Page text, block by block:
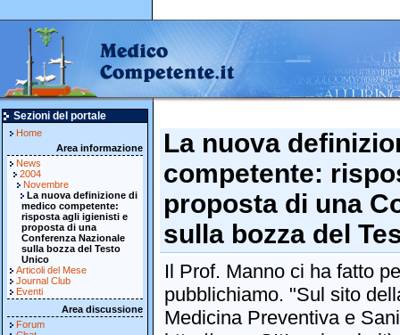
Sezioni del portale
Home
Area informazione
News
2004
Novembre
La nuova definizione di
medico competente:
risposta agli igienisti e
proposta di una
Conferenza Nazionale
sulla bozza del Testo
Unico
Articoli del Mese
Journal Club
Eventi
Area discussione
Forum
La nuova
competente:
proposta di una
sulla bozza del
Il Prof. Manno ci ha fatto
pubblichiamo. "Sul sito
Medicina Preventiva e